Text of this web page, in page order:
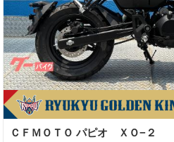
ＣＦＭＯＴＯ パピオ ＸＯ−２